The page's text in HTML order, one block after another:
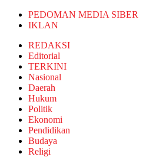
PEDOMAN MEDIA SIBER
IKLAN
REDAKSI
Editorial
TERKINI
Nasional
Daerah
Hukum
Politik
Ekonomi
Pendidikan
Budaya
Religi